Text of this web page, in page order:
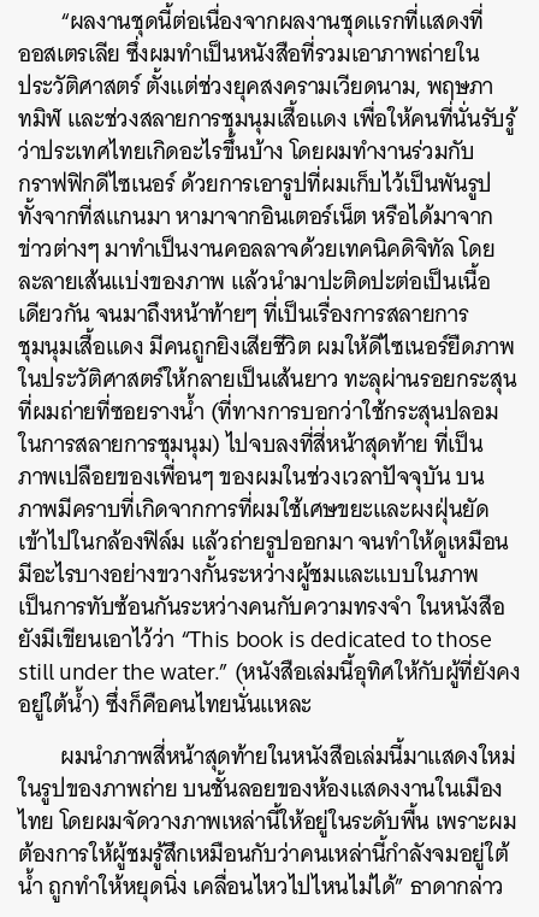
“ผลงานชุดนี้ต่อเนื่องจากผลงานชุดแรกที่แสดงที่
ออสเตรเลีย ซึ่งผมทำเป็นหนังสือที่รวมเอาภาพถ่ายใน
ประวัติศาสตร์ ตั้งแต่ช่วงยุคสงครามเวียดนาม, พฤษภา
ทมิฬ และช่วงสลายการชุมนุมเสื้อแดง เพื่อให้คนที่นั่นรับรู้
ว่าประเทศไทยเกิดอะไรขึ้นบ้าง โดยผมทำงานร่วมกับ
กราฟฟิกดีไซเนอร์ ด้วยการเอารูปที่ผมเก็บไว้เป็นพันรูป
ทั้งจากที่สแกนมา หามาจากอินเตอร์เน็ต หรือได้มาจาก
ข่าวต่างๆ มาทำเป็นงานคอลลาจด้วยเทคนิคดิจิทัล โดย
ละลายเส้นแบ่งของภาพ แล้วนำมาปะติดปะต่อเป็นเนื้อ
เดียวกัน จนมาถึงหน้าท้ายๆ ที่เป็นเรื่องการสลายการ
ชุมนุมเสื้อแดง มีคนถูกยิงเสียชีวิต ผมให้ดีไซเนอร์ยืดภาพ
ในประวัติศาสตร์ให้กลายเป็นเส้นยาว ทะลุผ่านรอยกระสุน
ที่ผมถ่ายที่ซอยรางน้ำ (ที่ทางการบอกว่าใช้กระสุนปลอม
ในการสลายการชุมนุม) ไปจบลงที่สี่หน้าสุดท้าย ที่เป็น
ภาพเปลือยของเพื่อนๆ ของผมในช่วงเวลาปัจจุบัน บน
ภาพมีคราบที่เกิดจากการที่ผมใช้เศษขยะและผงฝุ่นยัด
เข้าไปในกล้องฟิล์ม แล้วถ่ายรูปออกมา จนทำให้ดูเหมือน
มีอะไรบางอย่างขวางกั้นระหว่างผู้ชมและแบบในภาพ
เป็นการทับซ้อนกันระหว่างคนกับความทรงจำ ในหนังสือ
ยังมีเขียนเอาไว้ว่า “This book is dedicated to those
still under the water.” (หนังสือเล่มนี้อุทิศให้กับผู้ที่ยังคง
อยู่ใต้น้ำ) ซึ่งก็คือคนไทยนั่นแหละ
ผมนำภาพสี่หน้าสุดท้ายในหนังสือเล่มนี้มาแสดงใหม่
ในรูปของภาพถ่าย บนชั้นลอยของห้องแสดงงานในเมือง
ไทย โดยผมจัดวางภาพเหล่านี้ให้อยู่ในระดับพื้น เพราะผม
ต้องการให้ผู้ชมรู้สึกเหมือนกับว่าคนเหล่านี้กำลังจมอยู่ใต้
น้ำ ถูกทำให้หยุดนิ่ง เคลื่อนไหวไปไหนไม่ได้” ธาดากล่าว